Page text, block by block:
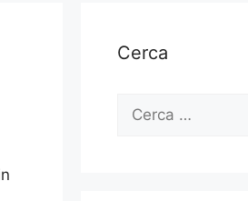
Cerca
Ricerca